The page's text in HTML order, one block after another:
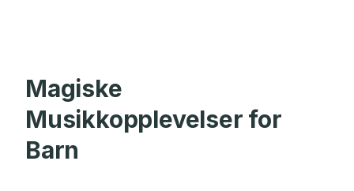
Magiske
Musikkopplevelser for
Barn